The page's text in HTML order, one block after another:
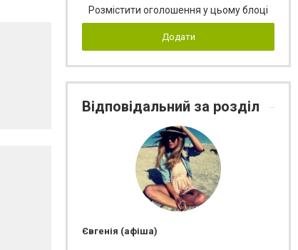
Розмістити оголошення у цьому блоці
Додати
Відповідальний за розділ
Євгенія (афіша)